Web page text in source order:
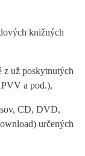
knižných
z už poskytnutých
a pod.),
CD, DVD,
určených